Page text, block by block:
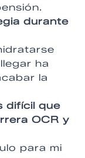
durante
ha
la
difícil que
OCR y
para mi